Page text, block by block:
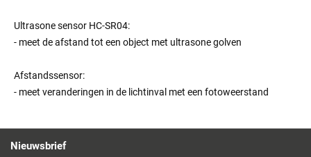
Ultrasone sensor HC-SR04:
- meet de afstand tot een object met ultrasone golven
Afstandssensor:
- meet veranderingen in de lichtinval met een fotoweerstand
Nieuwsbrief